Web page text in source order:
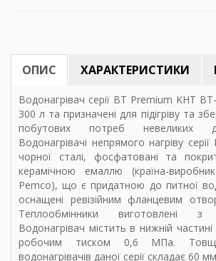
ОПИС ХАРАКТЕРИСТИКИ
Водонагрівач серії ВТ Premium KHT
300 л та призначені для підігріву та
побутових потреб невеликих
Водонагрівачі непрямого нагріву
чорної сталі, фосфатовані та
керамічною емаллю (країна-
Pemco), що є придатною до питної
оснащені ревізійним фланцевим
Теплообмінники виготовлені з
Водонагрівач містить в нижній
робочим тиском 0,6 МПа.
водонагрівачів даної серії складає 60